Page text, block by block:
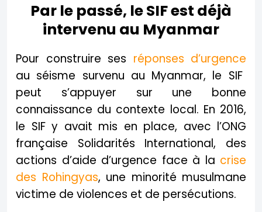
Par le passé, le SIF est déjà
intervenu au Myanmar
Pour construire ses réponses d’urgence
au séisme survenu au Myanmar, le SIF
peut s’appuyer sur une bonne
connaissance du contexte local. En 2016,
le SIF y avait mis en place, avec l’ONG
française Solidarités International, des
actions d’aide d’urgence face à la crise
des Rohingyas, une minorité musulmane
victime de violences et de persécutions.